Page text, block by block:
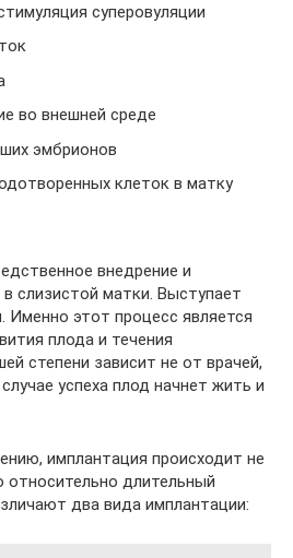
суперовуляции
во внешней среде
эмбрионов
клеток в матку
внедрение и
слизистой матки. Выступает
этот процесс является
плода и течения
степени зависит не от врачей,
успеха плод начнет жить и
имплантация происходит не
длительный
два вида имплантации: